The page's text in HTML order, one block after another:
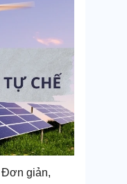
Đơn giản,